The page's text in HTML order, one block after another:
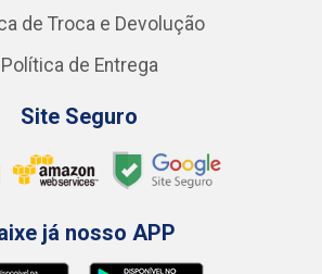
de Troca e Devolução
Política de Entrega
Site Seguro
já nosso APP